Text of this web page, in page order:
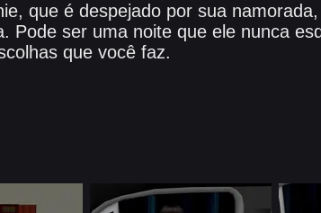
que é despejado por sua
Pode ser uma noite que ele nunca
que você faz.